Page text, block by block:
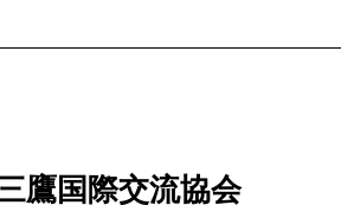
鷹国際交流協会